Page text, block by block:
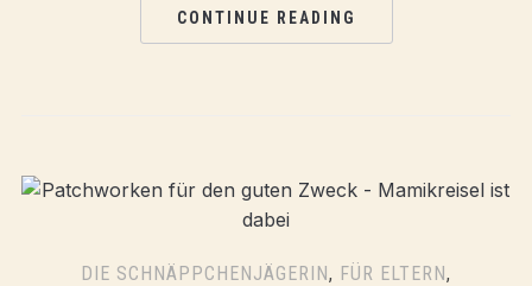
CONTINUE READING
DIE SCHNÄPPCHENJÄGERIN, FÜR ELTERN,